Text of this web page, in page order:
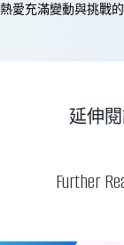
熱愛充滿變動與挑戰
Further
延伸